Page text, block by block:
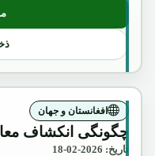
افغانستان و جهان
چگونگی انکشاف
تاریخ: 2026-02-18